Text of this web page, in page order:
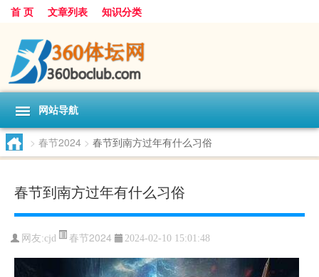
首 页 文章列表 知识分类
网站导航
> 春节2024 > 春节到南方过年有什么习俗
春节到南方过年有什么习俗
网友:cjd 春节2024 2024-02-10 15:01:48